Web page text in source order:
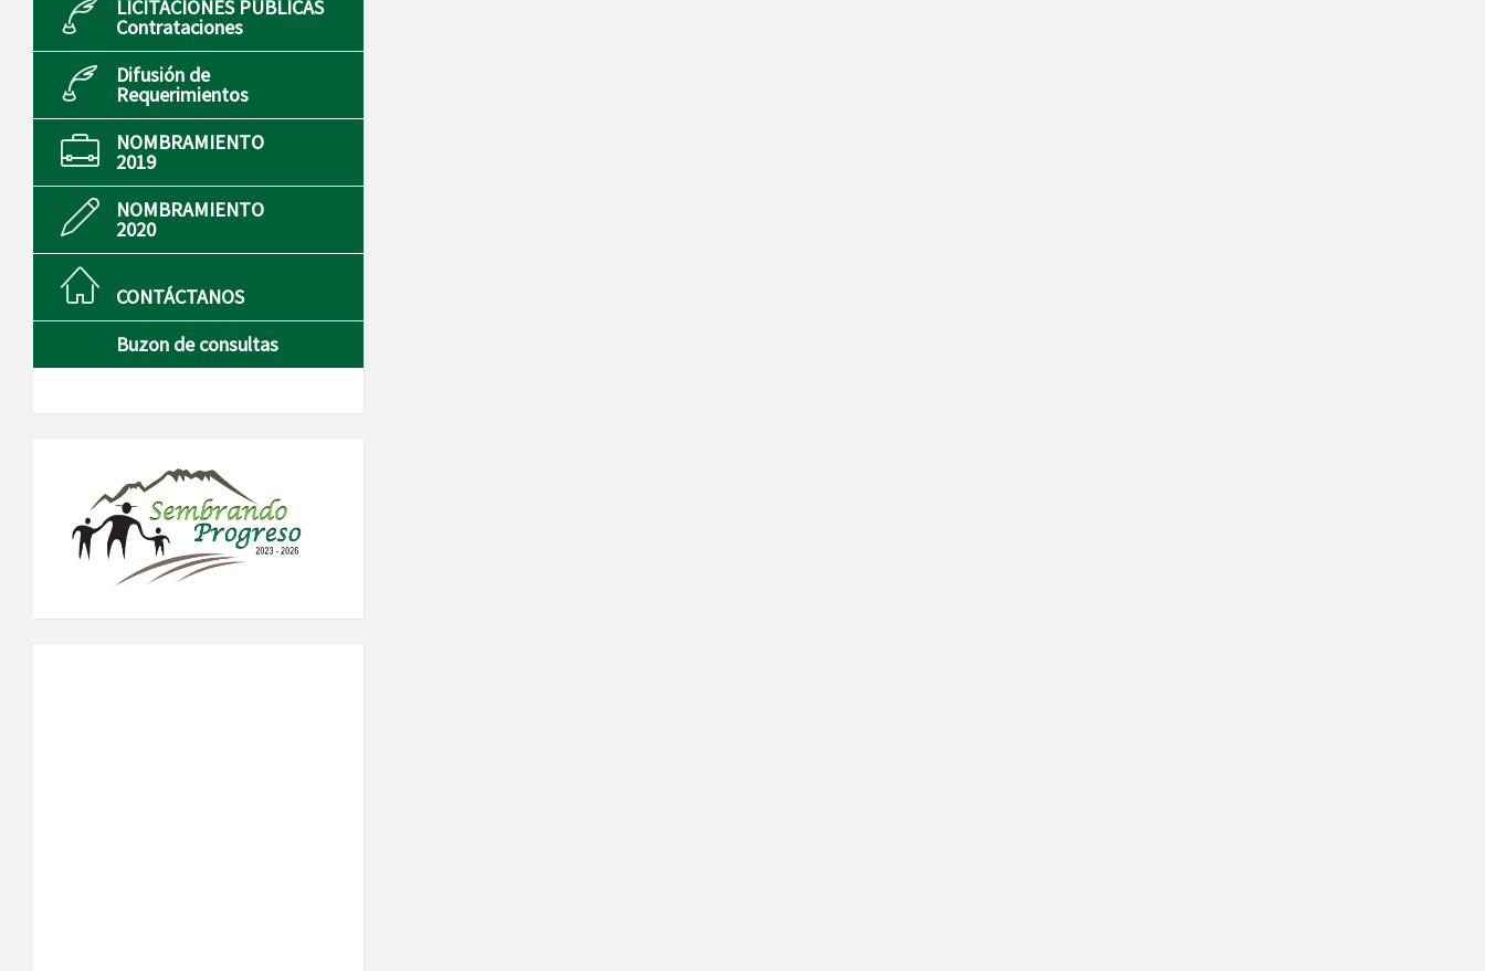
LICITACIONES PÚBLICAS
Contrataciones
Difusión de
Requerimientos
NOMBRAMIENTO
2019
NOMBRAMIENTO
2020
CONTÁCTANOS
Buzon de consultas